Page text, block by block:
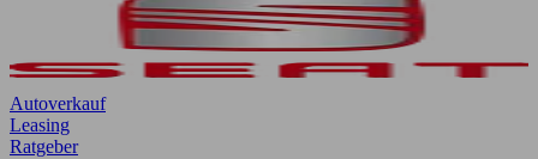
Autoverkauf
Leasing
Ratgeber